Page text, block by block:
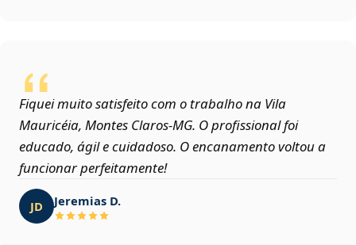
Fiquei muito satisfeito com o trabalho na Vila
Mauricéia, Montes Claros‑MG. O profissional foi
educado, ágil e cuidadoso. O encanamento voltou a
funcionar perfeitamente!
JD Jeremias D.